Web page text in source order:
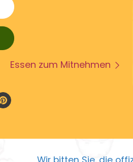
Essen zum Mitnehmen